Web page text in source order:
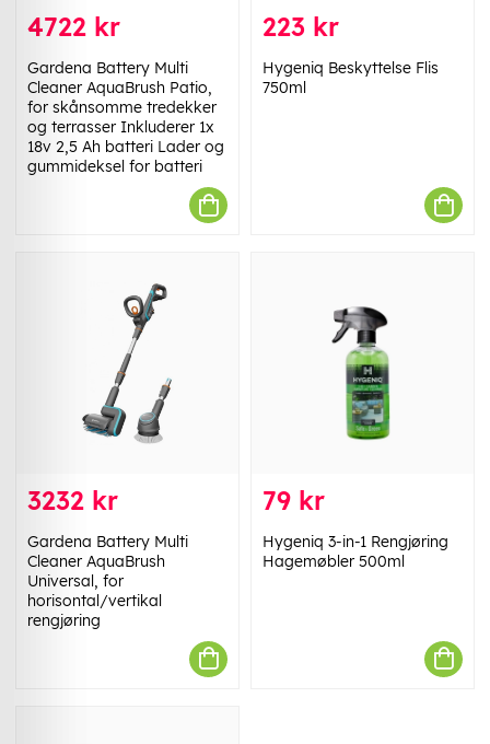
4722 kr
Gardena Battery Multi
Cleaner AquaBrush Patio,
for skånsomme tredekker
og terrasser Inkluderer 1x
18v 2,5 Ah batteri Lader og
gummideksel for batteri
223 kr
Hygeniq Beskyttelse Flis
750ml
3232 kr
Gardena Battery Multi
Cleaner AquaBrush
Universal, for
horisontal/vertikal
rengjøring
79 kr
Hygeniq 3-in-1 Rengjøring
Hagemøbler 500ml